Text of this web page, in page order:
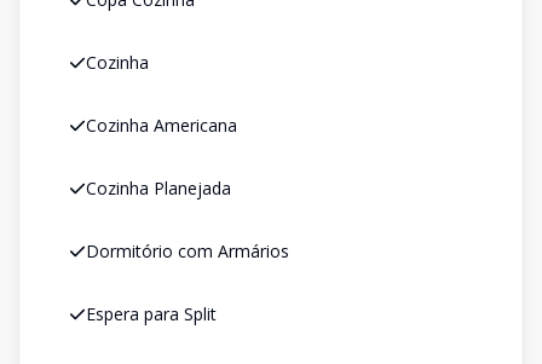
Cozinha
Cozinha Americana
Cozinha Planejada
Dormitório com Armários
Espera para Split